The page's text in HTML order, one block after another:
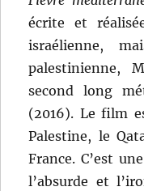
écrite et
israélienne,
palestinienne,
second long
(2016). Le film
Palestine, le
France. C’est
l’absurde et